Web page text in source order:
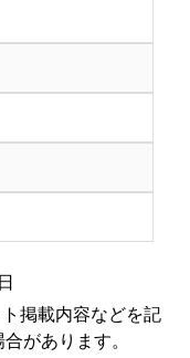
掲載内容などを記
があります。